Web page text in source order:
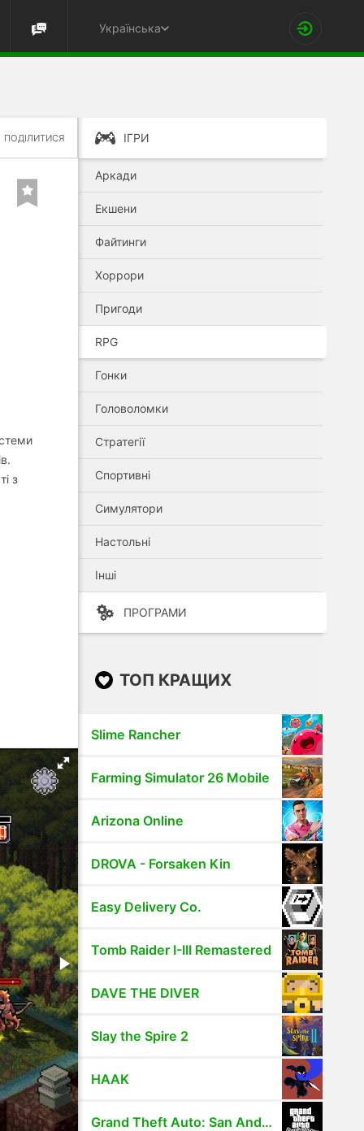
Українська
ПОДІЛИТИСЯ
з
ІГРИ
Аркади
Екшени
Файтинги
Хоррори
Пригоди
RPG
Гонки
Головоломки
Стратегії
Спортивні
Симулятори
Настольні
Інші
ПРОГРАМИ
ТОП КРАЩИХ
Slime Rancher
Farming Simulator 26 Mobile
Arizona Online
DROVA - Forsaken Kin
Easy Delivery Co.
Tomb Raider I-III Remastered
DAVE THE DIVER
Slay the Spire 2
HAAK
Grand Theft Auto: San Andreas